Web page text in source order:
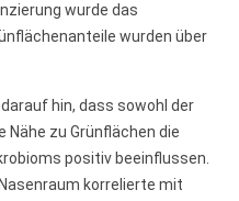
wurde das
wurden über
hin, dass sowohl der
zu Grünflächen die
positiv beeinflussen.
korrelierte mit